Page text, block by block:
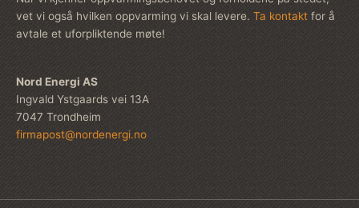
vet vi også hvilken oppvarming vi skal levere. Ta kontakt for å
avtale et uforpliktende møte!
Nord Energi AS
Ingvald Ystgaards vei 13A
7047 Trondheim
firmapost@nordenergi.no